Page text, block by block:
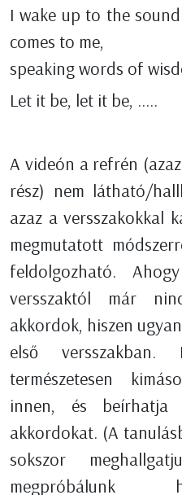
I wake up to the
comes to me,
speaking words of
Let it be, let it be, .....
A videón a refrén
rész) nem látható/
azaz a versszakokkal
megmutatott
feldolgozható.
versszaktól már
akkordok, hiszen
első versszakban.
természetesen
innen, és
akkordokat. (A
sokszor
megpróbálunk